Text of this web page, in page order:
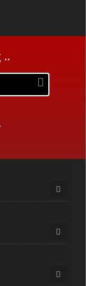
..